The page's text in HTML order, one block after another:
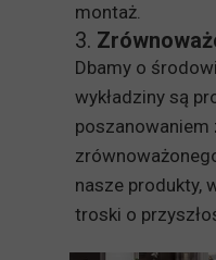
montaż.
3.
Dbamy o
wykładziny są
poszanowaniem
nasze produkty,
troski o